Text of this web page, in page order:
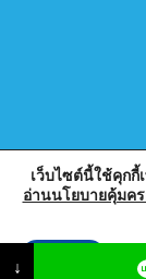
Copyright
เว็บไซต์นี้ใช้คุก
อ่านนโยบายคุ้มค
↓